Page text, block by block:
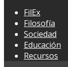
FilEx
Filosofía
Sociedad
Educación
Recursos